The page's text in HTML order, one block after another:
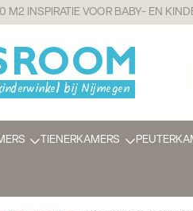
M2 INSPIRATIE VOOR BABY- EN
TIENERKAMERS